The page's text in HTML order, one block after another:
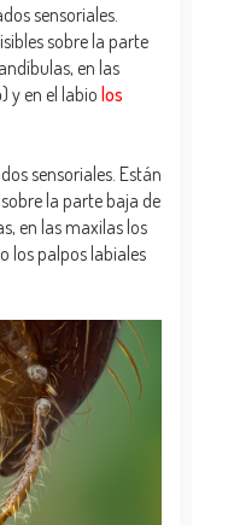
sensoriales.
sobre la parte
en las
) y en el labio los
sensoriales. Están
la parte baja de
en las maxilas los
los palpos labiales